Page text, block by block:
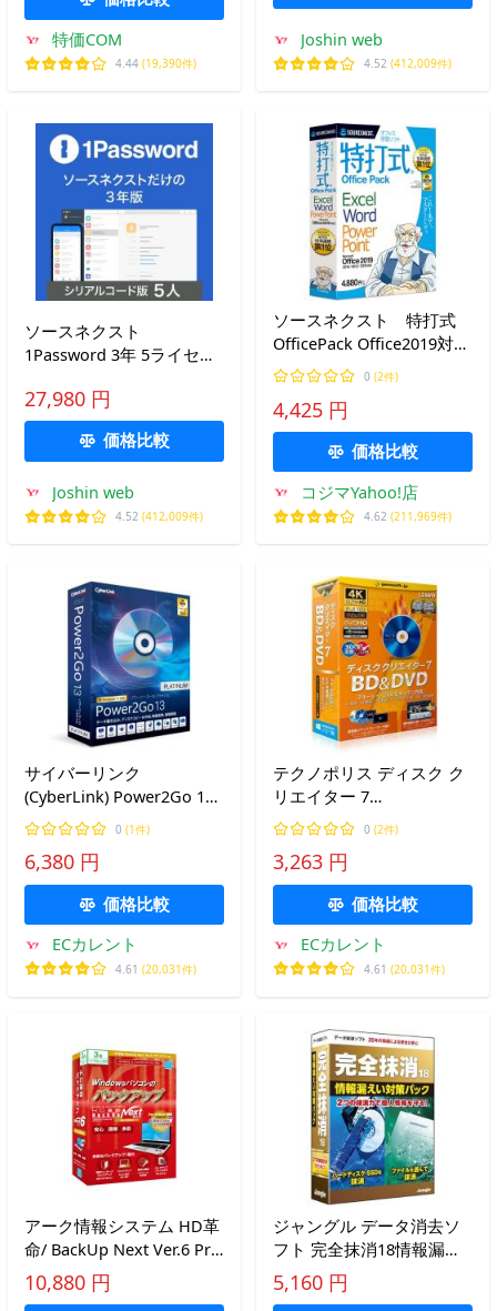
特価COM
4.44 (19,390件)
Joshin web
4.52 (412,009件)
ソースネクスト
1Password 3年 5ライセン
ッケージ版 1PASSWORD3
ネン5ライセンス 返品種別
27,980 円
価格比較
Joshin web
4.52 (412,009件)
ソースネクスト 特打式
OfficePack Office2019対応
版 トクウチシキ
OFFICEPACK2019
0 (2件)
4,425 円
価格比較
コジマYahoo!店
4.62 (211,969件)
サイバーリンク
(CyberLink) Power2Go 13
Platinum 画面録画機能付
き 通常版
0 (1件)
6,380 円
価格比較
ECカレント
4.61 (20,031件)
テクノポリス ディスク ク
リエイター 7
BD&amp;DVD GS-0003
0 (2件)
3,263 円
価格比較
ECカレント
4.61 (20,031件)
アーク情報システム HD革
命/ BackUp Next Ver.6 Pro
Edition 3台用 ※パッケー
ジ(CD-ROM)版 HDカクメ
10,880 円
ジャングル データ消去ソ
フト 完全抹消18情報漏え
い対策パック
5,160 円